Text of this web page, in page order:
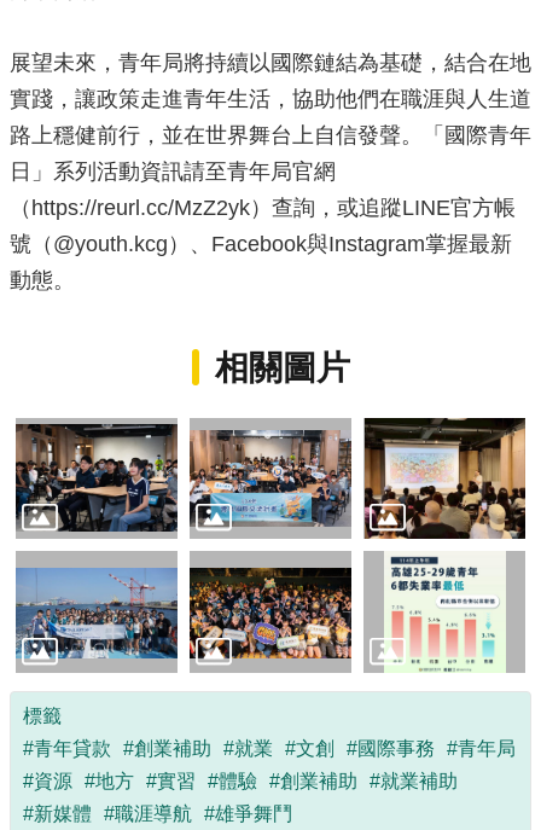
展望未來，青年局將持續以國際鏈結為基礎，結合在地
實踐，讓政策走進青年生活，協助他們在職涯與人生道
路上穩健前行，並在世界舞台上自信發聲。「國際青年
日」系列活動資訊請至青年局官網
（https://reurl.cc/MzZ2yk）查詢，或追蹤LINE官方帳
號（@youth.kcg）、Facebook與Instagram掌握最新
動態。
相關圖片
標籤
#青年貸款
#創業補助 #就業 #文創 #國際事務
#青年局
#資源 #地方 #實習 #體驗 #創業補助
#就業補助
#新媒體
#職涯導航 #雄爭舞鬥